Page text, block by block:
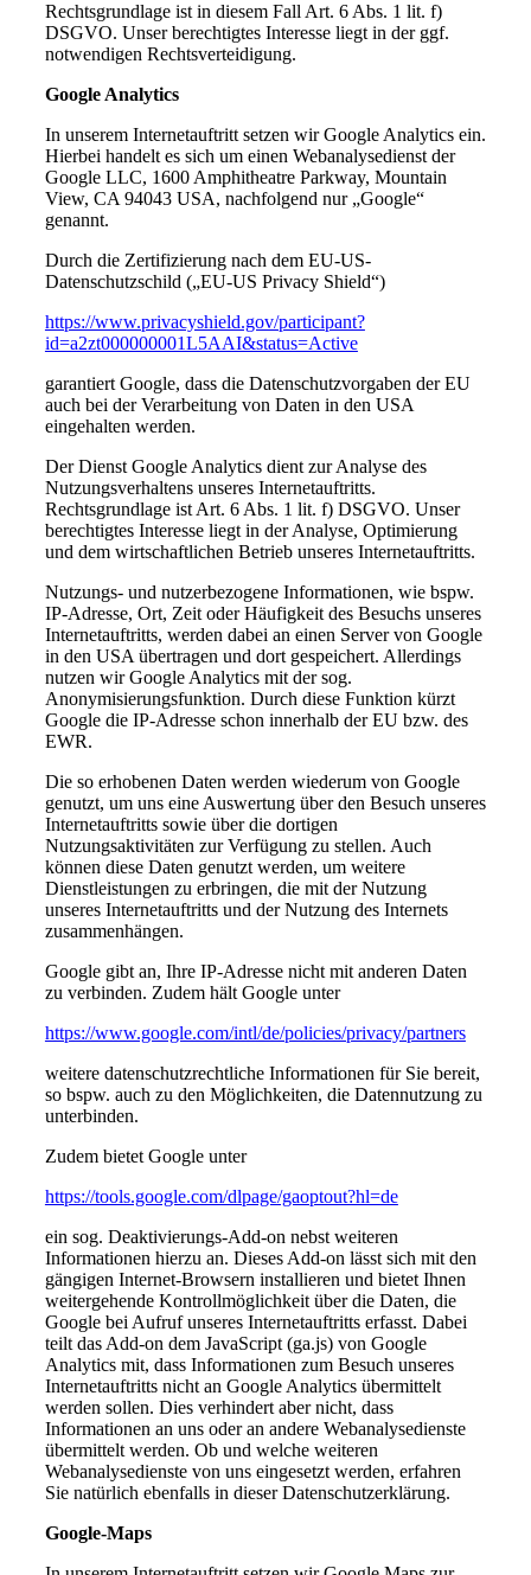
Rechtsgrundlage ist in diesem Fall Art. 6 Abs. 1 lit. f)
DSGVO. Unser berechtigtes Interesse liegt in der ggf.
notwendigen Rechtsverteidigung.
Google Analytics
In unserem Internetauftritt setzen wir Google Analytics ein.
Hierbei handelt es sich um einen Webanalysedienst der
Google LLC, 1600 Amphitheatre Parkway, Mountain
View, CA 94043 USA, nachfolgend nur „Google“
genannt.
Durch die Zertifizierung nach dem EU-US-
Datenschutzschild („EU-US Privacy Shield“)
https://www.privacyshield.gov/participant?
id=a2zt000000001L5AAI&status=Active
garantiert Google, dass die Datenschutzvorgaben der EU
auch bei der Verarbeitung von Daten in den USA
eingehalten werden.
Der Dienst Google Analytics dient zur Analyse des
Nutzungsverhaltens unseres Internetauftritts.
Rechtsgrundlage ist Art. 6 Abs. 1 lit. f) DSGVO. Unser
berechtigtes Interesse liegt in der Analyse, Optimierung
und dem wirtschaftlichen Betrieb unseres Internetauftritts.
Nutzungs- und nutzerbezogene Informationen, wie bspw.
IP-Adresse, Ort, Zeit oder Häufigkeit des Besuchs unseres
Internetauftritts, werden dabei an einen Server von Google
in den USA übertragen und dort gespeichert. Allerdings
nutzen wir Google Analytics mit der sog.
Anonymisierungsfunktion. Durch diese Funktion kürzt
Google die IP-Adresse schon innerhalb der EU bzw. des
EWR.
Die so erhobenen Daten werden wiederum von Google
genutzt, um uns eine Auswertung über den Besuch unseres
Internetauftritts sowie über die dortigen
Nutzungsaktivitäten zur Verfügung zu stellen. Auch
können diese Daten genutzt werden, um weitere
Dienstleistungen zu erbringen, die mit der Nutzung
unseres Internetauftritts und der Nutzung des Internets
zusammenhängen.
Google gibt an, Ihre IP-Adresse nicht mit anderen Daten
zu verbinden. Zudem hält Google unter
https://www.google.com/intl/de/policies/privacy/partners
weitere datenschutzrechtliche Informationen für Sie bereit,
so bspw. auch zu den Möglichkeiten, die Datennutzung zu
unterbinden.
Zudem bietet Google unter
https://tools.google.com/dlpage/gaoptout?hl=de
ein sog. Deaktivierungs-Add-on nebst weiteren
Informationen hierzu an. Dieses Add-on lässt sich mit den
gängigen Internet-Browsern installieren und bietet Ihnen
weitergehende Kontrollmöglichkeit über die Daten, die
Google bei Aufruf unseres Internetauftritts erfasst. Dabei
teilt das Add-on dem JavaScript (ga.js) von Google
Analytics mit, dass Informationen zum Besuch unseres
Internetauftritts nicht an Google Analytics übermittelt
werden sollen. Dies verhindert aber nicht, dass
Informationen an uns oder an andere Webanalysedienste
übermittelt werden. Ob und welche weiteren
Webanalysedienste von uns eingesetzt werden, erfahren
Sie natürlich ebenfalls in dieser Datenschutzerklärung.
Google-Maps